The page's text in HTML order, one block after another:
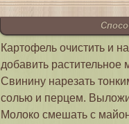
Картофель очистить и
добавить
Свинину нарезать
солью и перцем.
Молоко смешать с